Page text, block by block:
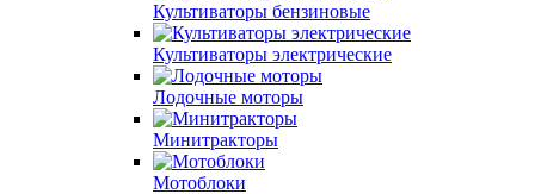
Культиваторы бензиновые
Культиваторы электрические
Лодочные моторы
Минитракторы
Мотоблоки